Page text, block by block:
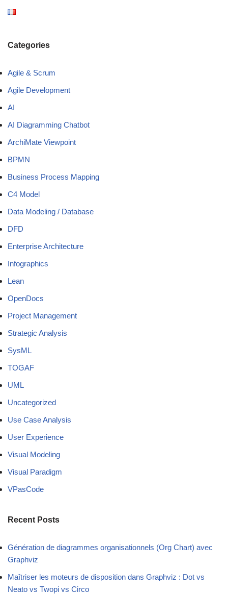
Categories
Agile & Scrum
Agile Development
AI
AI Diagramming Chatbot
ArchiMate Viewpoint
BPMN
Business Process Mapping
C4 Model
Data Modeling / Database
DFD
Enterprise Architecture
Infographics
Lean
OpenDocs
Project Management
Strategic Analysis
SysML
TOGAF
UML
Uncategorized
Use Case Analysis
User Experience
Visual Modeling
Visual Paradigm
VPasCode
Recent Posts
Génération de diagrammes organisationnels (Org Chart) avec
Graphviz
Maîtriser les moteurs de disposition dans Graphviz : Dot vs
Neato vs Twopi vs Circo